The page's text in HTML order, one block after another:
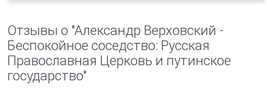
Отзывы о "Александр Верховский -
Беспокойное соседство: Русская
Православная Церковь и путинское
государство"